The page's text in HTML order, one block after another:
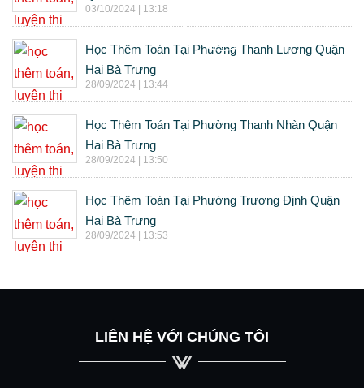
03/10/2024 | 13:18
Học Thêm Toán Tại Phường Thanh Lương Quận
Hai Bà Trưng
28/09/2024 | 13:44
Học Thêm Toán Tại Phường Thanh Nhàn Quận
Hai Bà Trưng
28/09/2024 | 13:50
Học Thêm Toán Tại Phường Trương Định Quận
Hai Bà Trưng
28/09/2024 | 13:53
LIÊN HỆ VỚI CHÚNG TÔI